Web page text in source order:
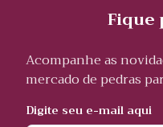
Fique
Acompanhe as
mercado de pedras
Digite seu e-mail aqui